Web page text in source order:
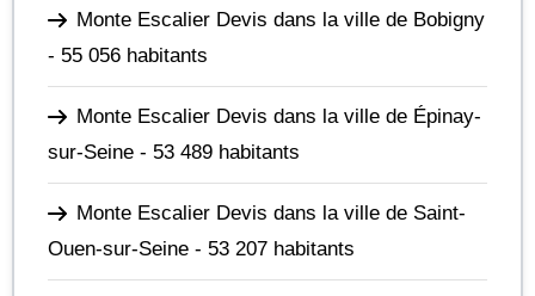
Monte Escalier Devis dans la ville de Bobigny
- 55 056 habitants
Monte Escalier Devis dans la ville de Épinay-
sur-Seine - 53 489 habitants
Monte Escalier Devis dans la ville de Saint-
Ouen-sur-Seine - 53 207 habitants